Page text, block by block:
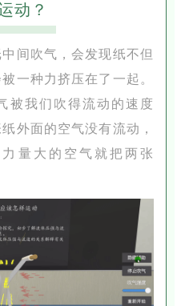
动？
间吹气，会发现纸不但
一种力挤压在了一起。
被我们吹得流动的速度
外面的空气没有流动，
量大的空气就把两张